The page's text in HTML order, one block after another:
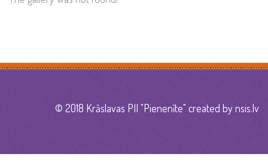
© 2018 Krāslavas PII "Pienenīte" created bynsis.lv